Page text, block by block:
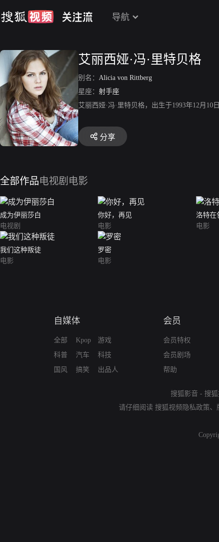
导航
艾丽西娅·冯·里特贝格
别名： Alicia von Rittberg
星座： 射手座
艾丽西娅·冯·里特贝格，出生于1993年12月
分享
全部作品电视剧 电影
成为伊丽莎白
电视剧
你好，再见
电影
洛特在
电影
我们这种叛徒
电影
罗密
电影
自媒体
全部
科普
国风
Kpop
汽车
搞笑
游戏
科技
出品人
会员
会员特权
会员剧场
帮助
搜狐影音 - 搜
请仔细阅读 搜狐视频隐私政策、